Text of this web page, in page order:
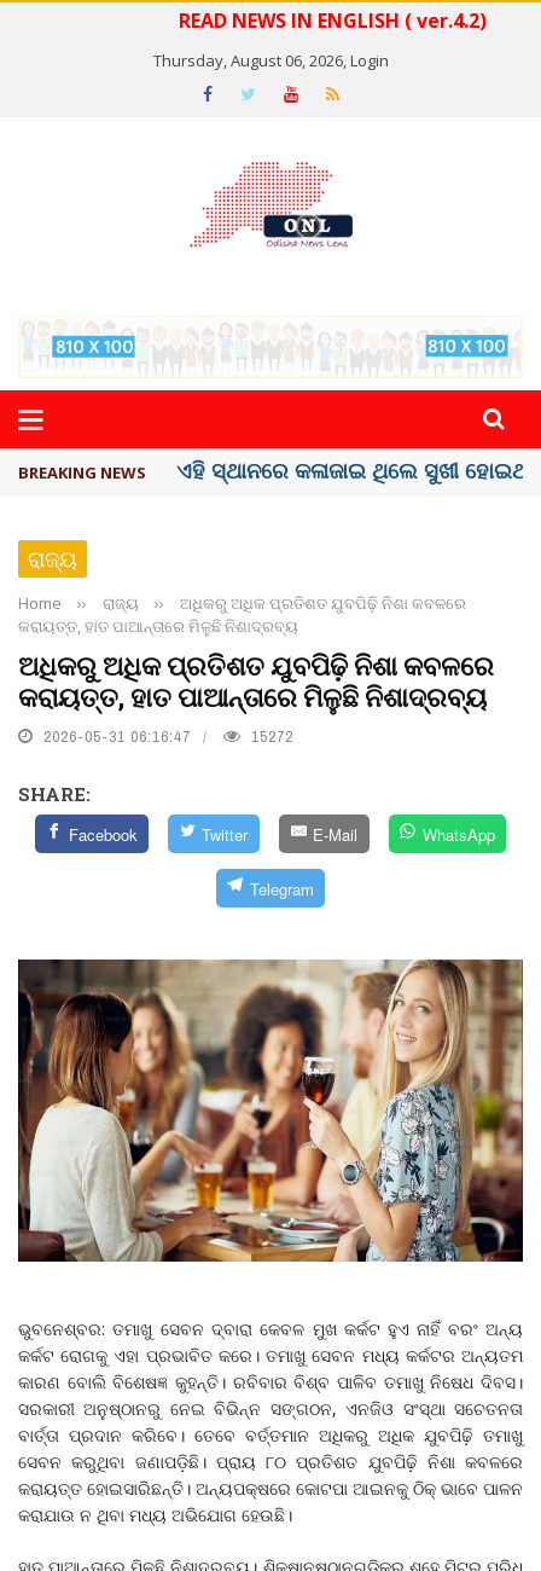
READ NEWS IN ENGLISH ( ver.4.2)
Thursday, August 06, 2026,Login
BREAKING NEWS ଦେଶରେ ପ୍ଲାଷ୍ଟିକ୍ ନୋଟ୍‌ ପ୍ରଚଳନ ...
ରାଜ୍ୟ
Home ›› ରାଜ୍ୟ ››
ଅଧିକରୁ ଅଧିକ ପ୍ରତିଶତ ଯୁବପିଢ଼ି ନିଶା କବଳରେ
କରାୟତ୍ତ, ହାତ ପାଆନ୍ତାରେ ମିଳୁଛି ନିଶାଦ୍ରବ୍ୟ
ଅଧିକରୁ ଅଧିକ ପ୍ରତିଶତ ଯୁବପିଢ଼ି ନିଶା କବଳରେ
କରାୟତ୍ତ, ହାତ ପାଆନ୍ତାରେ ମିଳୁଛି ନିଶାଦ୍ରବ୍ୟ
2026-05-31 06:16:47 15272
SHARE:
Facebook Twitter E-Mail WhatsApp
Telegram
ଭୁବନେଶ୍ବର: ତମାଖୁ ସେବନ ଦ୍ବାରା କେବଳ ମୁଖ କର୍କଟ ହୁଏ ନାହିଁ ବରଂ ଅନ୍ୟ
କର୍କଟ ରୋଗକୁ ଏହା ପ୍ରଭାବିତ କରେ। ତମାଖୁ ସେବନ ମଧ୍ୟ କର୍କଟର ଅନ୍ୟତମ
କାରଣ ବୋଲି ବିଶେଷଜ୍ଞ କୁହନ୍ତି। ରବିବାର ବିଶ୍ବ ପାଳିବ ତମାଖୁ ନି‌ଷେଧ ଦିବସ।
ସରକାରୀ ଅନୁଷ୍ଠାନରୁ ନେଇ ବିଭିନ୍ନ ସଙ୍ଗଠନ, ଏନଜିଓ ସଂସ୍ଥା ସଚେତନତା
ବାର୍ତ୍ତା ପ୍ରଦାନ କରିବେ। ତେବେ ବର୍ତ୍ତମାନ ଅଧିକରୁ ଅଧିକ ଯୁବପିଢ଼ି ତମାଖୁ
ସେବନ କରୁଥିବା ଜଣାପଡ଼ିଛି। ପ୍ରାୟ ୮୦ ପ୍ରତିଶତ ଯୁବପିଢ଼ି ନିଶା କବଳରେ
କରାୟତ୍ତ ହୋଇସାରିଛନ୍ତି। ଅନ୍ୟପକ୍ଷରେ କୋଟପା ଆଇନକୁ ଠିକ୍ ଭାବେ ପାଳନ
କରାଯାଉ ନ ଥିବା ମଧ୍ୟ ଅଭିଯୋଗ ହେଉଛି।